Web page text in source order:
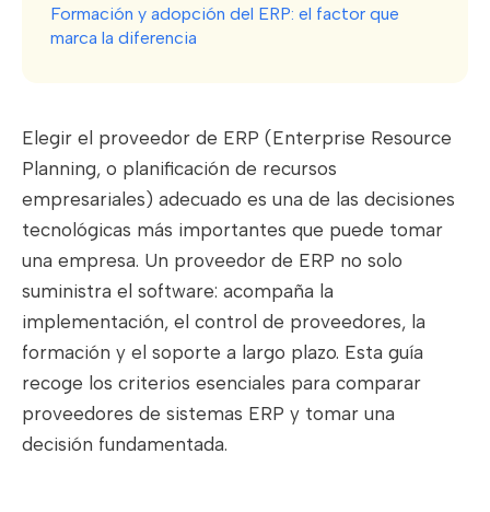
Formación y adopción del ERP: el factor que
marca la diferencia
Elegir el proveedor de ERP (Enterprise Resource
Planning, o planificación de recursos
empresariales) adecuado es una de las decisiones
tecnológicas más importantes que puede tomar
una empresa. Un proveedor de ERP no solo
suministra el software: acompaña la
implementación, el control de proveedores, la
formación y el soporte a largo plazo. Esta guía
recoge los criterios esenciales para comparar
proveedores de sistemas ERP y tomar una
decisión fundamentada.